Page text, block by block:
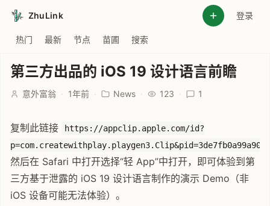
ZhuLink 登录
热门 最新 节点 苗圃 搜索
第三方出品的 iOS 19 设计语言前瞻
意外富翁 · 1年前 · News · 123 · 1
复制此链接
https://appclip.apple.com/id?
然后在 Safari 中打开选择“轻 App”中打开，即可体验到第
三方基于泄露的 iOS 19 设计语言制作的演示 Demo（非
iOS 设备可能无法体验）。